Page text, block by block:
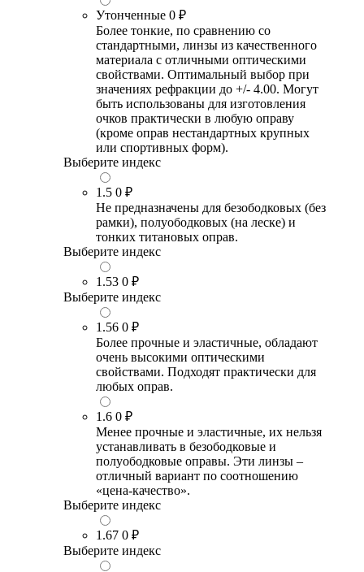
Утонченные 0 ₽
Более тонкие, по сравнению со
стандартными, линзы из качественного
материала с отличными оптическими
свойствами. Оптимальный выбор при
значениях рефракции до +/- 4.00. Могут
быть использованы для изготовления
очков практически в любую оправу
(кроме оправ нестандартных крупных
или спортивных форм).
Выберите индекс
1.5 0 ₽
Не предназначены для безободковых (без
рамки), полуободковых (на леске) и
тонких титановых оправ.
Выберите индекс
1.53 0 ₽
Выберите индекс
1.56 0 ₽
Более прочные и эластичные, обладают
очень высокими оптическими
свойствами. Подходят практически для
любых оправ.
1.6 0 ₽
Менее прочные и эластичные, их нельзя
устанавливать в безободковые и
полуободковые оправы. Эти линзы –
отличный вариант по соотношению
«цена-качество».
Выберите индекс
1.67 0 ₽
Выберите индекс